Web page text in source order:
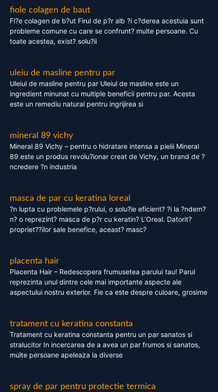
fiole colagen de baut
Fi?e colagen de b?ut Firul de p?r alb ?i c?derea acestuia sunt
probleme comune cu care se confrunt? multe persoane. Cu
toate acestea, exist? solu?ii
uleiu de masline pentru par
Uleiul de masline pentru par Uleiul de masline este un
ingredient minunat cu multiple beneficii pentru par. Acesta
este un remediu natural pentru ingrijirea si
mineral 89 vichy
Mineral 89 Vichy – pentru o hidratare intensa a pielii Mineral
89 este un produs revolu?ionar creat de Vichy, un brand de ?
ncredere ?n industria
masca de par cu keratina loreal
?n lupta cu problemele p?rului, o solu?ie eficient? ?i la ?ndem?
n? o reprezint? masca de p?r cu keratin? L’Oreal. Datorit?
propriet??ilor sale benefice, aceast? masc?
placenta hair
Placenta Hair – Redescopera frumusetea parului tau! Parul
reprezinta unul dintre cele mai importante aspecte ale
aspectului nostru exterior. Fie ca este despre culoare, grosime
tratament cu keratina constanta
Tratament cu keratina constanta pentru un par sanatos si
stralucitor In incercarea de a avea un par frumos si sanatos,
multe persoane apeleaza la diverse
spray de par pentru protectie termica